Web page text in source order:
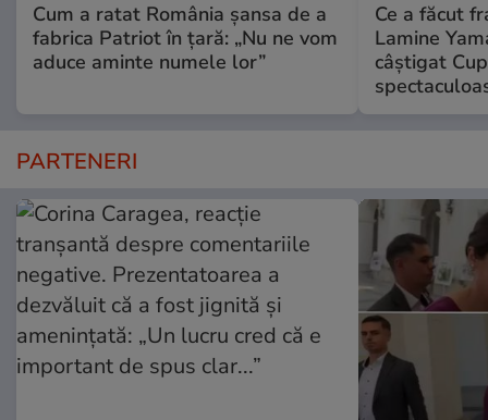
Cum a ratat România șansa de a
fabrica Patriot în țară: „Nu ne vom
aduce aminte numele lor”
Ce a făcut
Lamine
câștigat
PARTENERI